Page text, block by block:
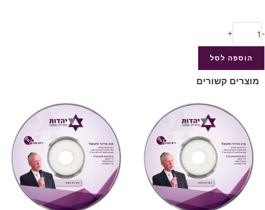
-
+
הוספה לסל
מוצרים קשורים